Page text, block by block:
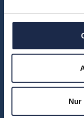
Nur
Abo &
Fachübergreifend
IT und Digital